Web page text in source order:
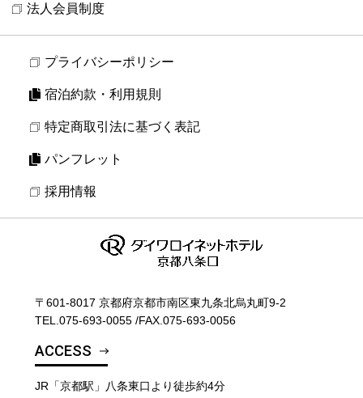
法人会員制度
プライバシーポリシー
宿泊約款・利用規則
特定商取引法に基づく表記
パンフレット
採用情報
〒601-8017 京都府京都市南区東九条北烏丸町9-2
TEL. 075-693-0055 /FAX.075-693-0056
ACCESS
JR「京都駅」八条東口より徒歩約4分